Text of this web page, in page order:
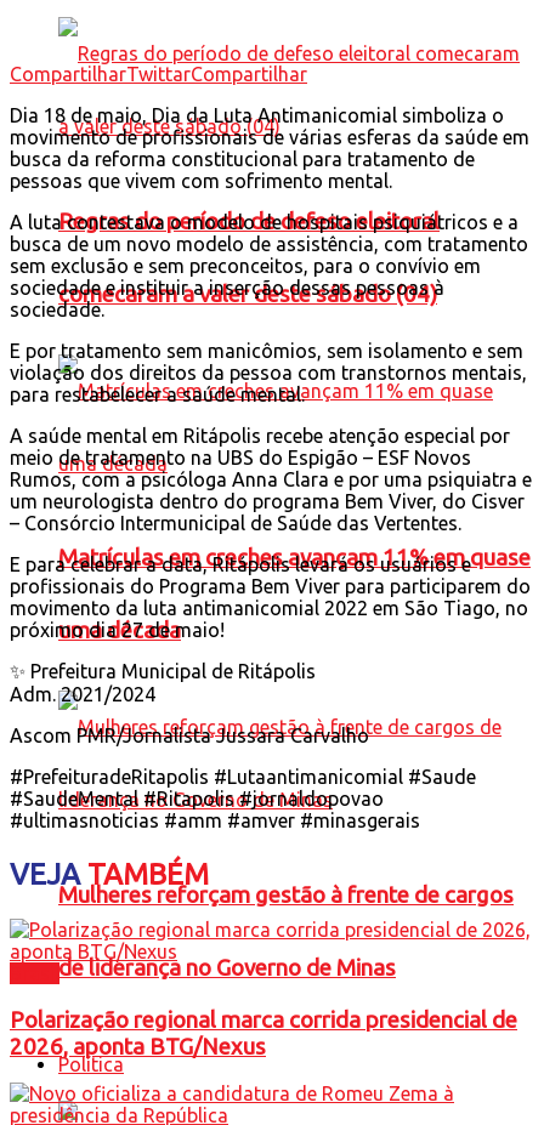
Regras do período de defeso eleitoral
comecaram a valer deste sábado (04)
Matrículas em creches avançam 11% em quase
uma década
Mulheres reforçam gestão à frente de cargos
de liderança no Governo de Minas
Política
CompartilharTwittarCompartilhar
Dia 18 de maio, Dia da Luta Antimanicomial simboliza o
movimento de profissionais de várias esferas da saúde em
busca da reforma constitucional para tratamento de
pessoas que vivem com sofrimento mental.
A luta contestava o modelo de hospitais psiquiátricos e a
busca de um novo modelo de assistência, com tratamento
sem exclusão e sem preconceitos, para o convívio em
sociedade e instituir a inserção dessas pessoas à
sociedade.
E por tratamento sem manicômios, sem isolamento e sem
violação dos direitos da pessoa com transtornos mentais,
para restabelecer a saúde mental.
A saúde mental em Ritápolis recebe atenção especial por
meio de tratamento na UBS do Espigão – ESF Novos
Rumos, com a psicóloga Anna Clara e por uma psiquiatra e
um neurologista dentro do programa Bem Viver, do Cisver
– Consórcio Intermunicipal de Saúde das Vertentes.
E para celebrar a data, Ritápolis levará os usuários e
profissionais do Programa Bem Viver para participarem do
movimento da luta antimanicomial 2022 em São Tiago, no
próximo dia 27 de maio!
✨ Prefeitura Municipal de Ritápolis
Adm. 2021/2024
Ascom PMR/Jornalista Jussara Carvalho
#PrefeituradeRitapolis #Lutaantimanicomial #Saude
#SaudeMental #Ritapolis #jornaldopovao
#ultimasnoticias #amm #amver #minasgerais
VEJATAMBÉM
Polarização regional marca corrida presidencial de
2026, aponta BTG/Nexus